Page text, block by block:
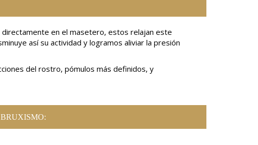
directamente en el masetero, estos relajan este
así su actividad y logramos aliviar la presión
del rostro, pómulos más definidos, y